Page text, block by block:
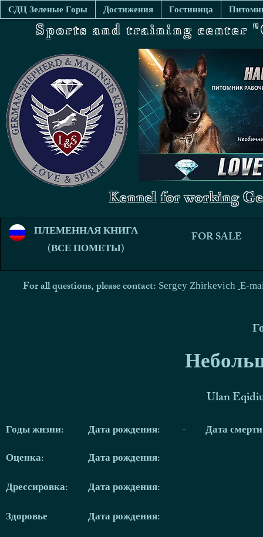
СДЦ Зеленые Горы Достижения Гостиница
Sports and training center
Kennel for working
ПЛЕМЕННАЯ КНИГА
(ВСЕ ПОМЕТЫ)
FOR SALE
For all questions, please contact: Sergey Zhirkevich E-
Ulan
Годы жизни:
Оценка:
Дрессировка:
Здоровье
Дата рождения: -
Дата
Дата рождения:
Дата рождения:
Дата рождения: